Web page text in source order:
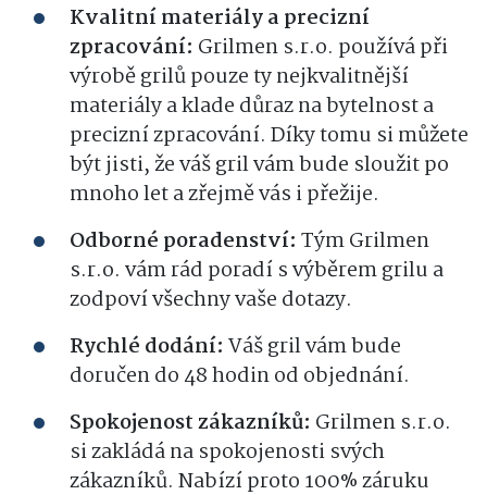
Kvalitní materiály a precizní
zpracování: Grilmen s.r.o. používá při
výrobě grilů pouze ty nejkvalitnější
materiály a klade důraz na bytelnost a
precizní zpracování. Díky tomu si můžete
být jisti, že váš gril vám bude sloužit po
mnoho let a zřejmě vás i přežije.
Odborné poradenství: Tým Grilmen
s.r.o. vám rád poradí s výběrem grilu a
zodpoví všechny vaše dotazy.
Rychlé dodání: Váš gril vám bude
doručen do 48 hodin od objednání.
Spokojenost zákazníků: Grilmen s.r.o.
si zakládá na spokojenosti svých
zákazníků. Nabízí proto 100% záruku